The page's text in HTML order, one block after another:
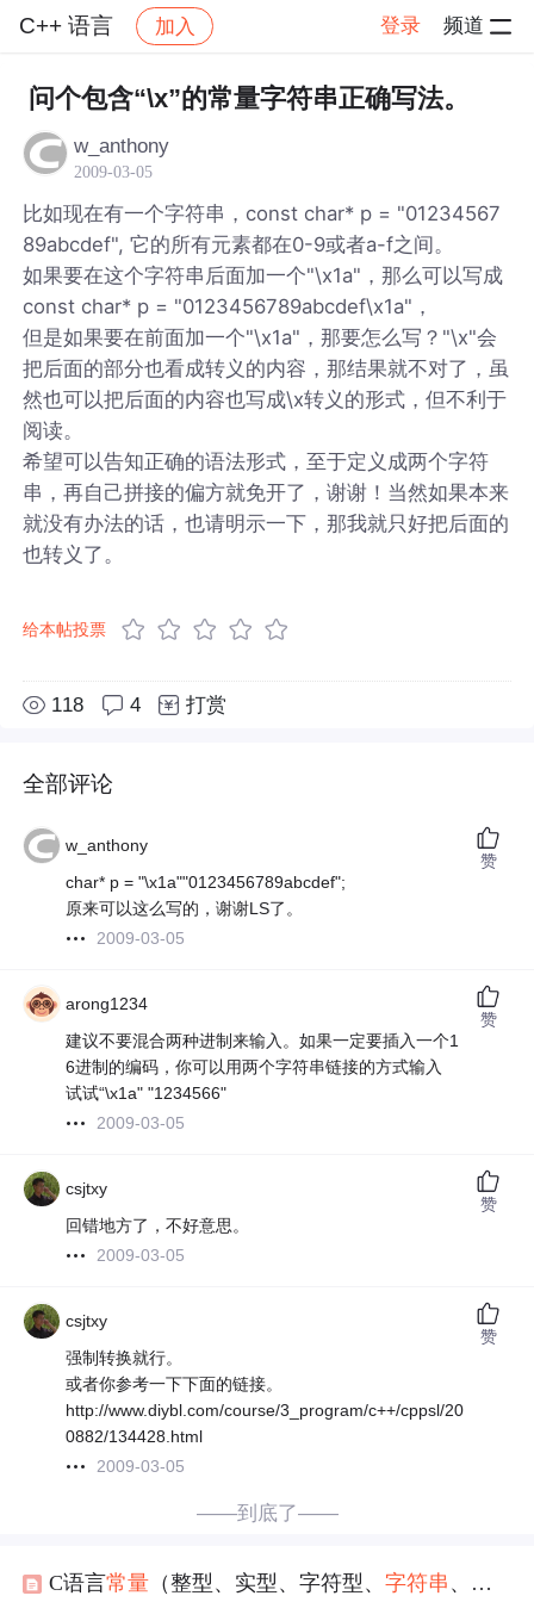
C++ 语言 加入 登录 频道
社区 C++ 语言 帖子详情
问个包含“\x”的常量字符串正确写法。
w_anthony
2009-03-05
比如现在有一个字符串，const char* p = "01234567
89abcdef", 它的所有元素都在0-9或者a-f之间。
如果要在这个字符串后面加一个"\x1a"，那么可以写成
const char* p = "0123456789abcdef\x1a"，
但是如果要在前面加一个"\x1a"，那要怎么写？"\x"会
把后面的部分也看成转义的内容，那结果就不对了，虽
然也可以把后面的内容也写成\x转义的形式，但不利于
阅读。
希望可以告知正确的语法形式，至于定义成两个字符
串，再自己拼接的偏方就免开了，谢谢！当然如果本来
就没有办法的话，也请明示一下，那我就只好把后面的
也转义了。
给本帖投票
118 4 打赏
全部评论
w_anthony
char* p = "\x1a""0123456789abcdef";
原来可以这么写的，谢谢LS了。
2009-03-05
赞
arong1234
建议不要混合两种进制来输入。如果一定要插入一个1
6进制的编码，你可以用两个字符串链接的方式输入
试试“\x1a" "1234566"
2009-03-05
赞
csjtxy
回错地方了，不好意思。
2009-03-05
赞
csjtxy
强制转换就行。
或者你参考一下下面的链接。
http://www.diybl.com/course/3_program/c++/cppsl/20
0882/134428.html
2009-03-05
赞
——到底了——
C语言常量 （整型、实型、字符型、字符串 、符号